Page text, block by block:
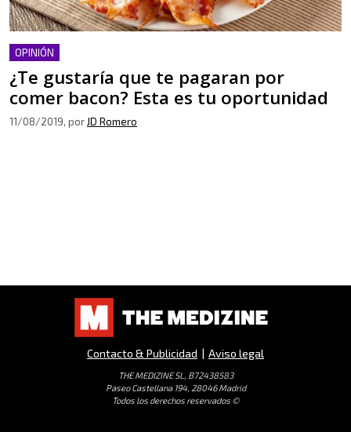
OPINIÓN
¿Te gustaría que te pagaran por
comer bacon? Esta es tu oportunidad
11/08/2019, por JD Romero
Contacto & Publicidad | Aviso legal
THE MEDIZINE SL, B72438583
Paseo Castellana 194, 28046 Madrid
Todos los derechos reservados ©